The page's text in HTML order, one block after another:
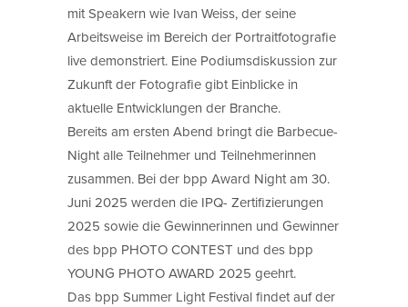
mit Speakern wie Ivan Weiss, der seine
Arbeitsweise im Bereich der Portraitfotografie
live demonstriert. Eine Podiumsdiskussion zur
Zukunft der Fotografie gibt Einblicke in
aktuelle Entwicklungen der Branche.
Bereits am ersten Abend bringt die Barbecue-
Night alle Teilnehmer und Teilnehmerinnen
zusammen. Bei der bpp Award Night am 30.
Juni 2025 werden die IPQ- Zertifizierungen
2025 sowie die Gewinnerinnen und Gewinner
des bpp PHOTO CONTEST und des bpp
YOUNG PHOTO AWARD 2025 geehrt.
Das bpp Summer Light Festival findet auf der